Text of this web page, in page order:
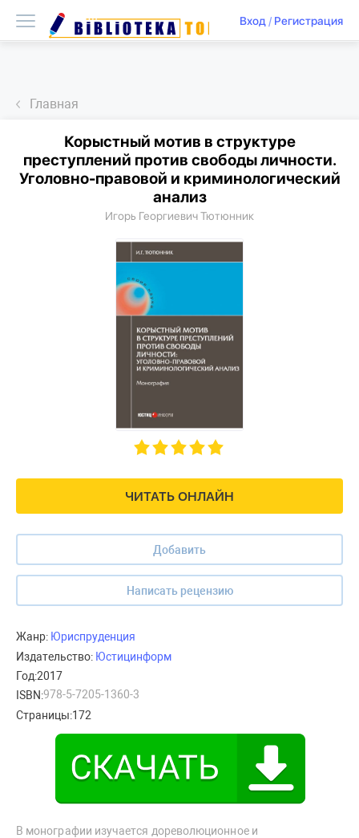
Вход/ Регистрация
Главная
ЧИТАТЬ ОНЛАЙН
Добавить
Написать рецензию
Корыстный мотив в структуре
преступлений против свободы личности.
Уголовно-правовой и криминологический
анализ
Игорь Георгиевич Тютюнник
Жанр: Юриспруденция
Издательство: Юстицинформ
Год:2017
ISBN:978-5-7205-1360-3
Страницы:172
В монографии изучается дореволюционное и